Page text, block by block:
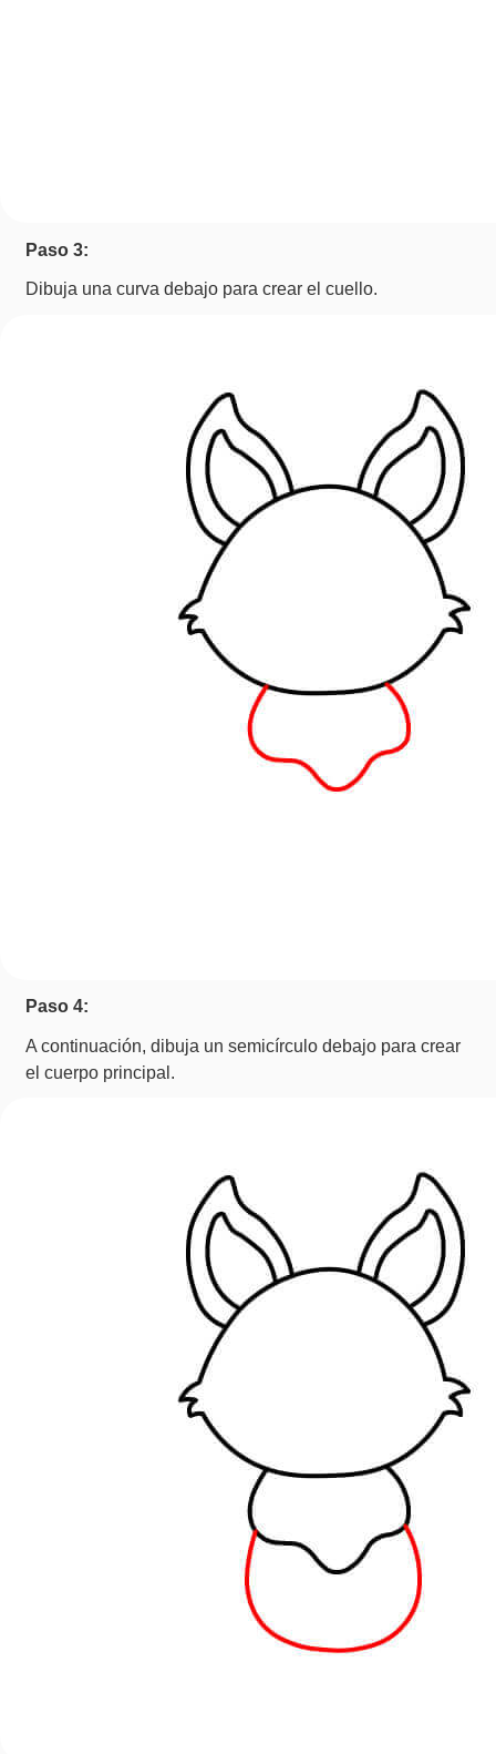
Paso 3:
Dibuja una curva debajo para crear el cuello.
Paso 4:
A continuación, dibuja un semicírculo debajo para crear
el cuerpo principal.